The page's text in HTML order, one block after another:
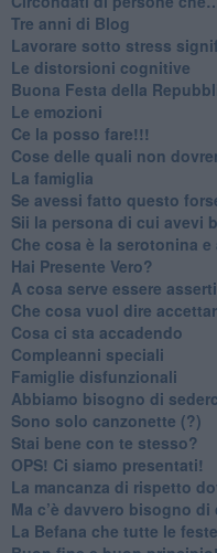
​Tre anni di Blog
​Lavorare sotto stress
​Le distorsioni cognitive
​Buona Festa della
Le emozioni
​Ce la posso fare!!!
​Cose delle quali non
​La famiglia
​Se avessi fatto questo
​Sii la persona di cui avevi
Che cosa è la serotonina e
​Hai Presente Vero?
A cosa serve essere
​Che cosa vuol dire
​Cosa ci sta accadendo
​Compleanni speciali
​Famiglie disfunzionali
​Abbiamo bisogno di
Sono solo canzonette (?)
​Stai bene con te stesso?
​OPS! Ci siamo presentati!
​La mancanza di rispetto
​Ma c’è davvero bisogno
​La Befana che tutte le